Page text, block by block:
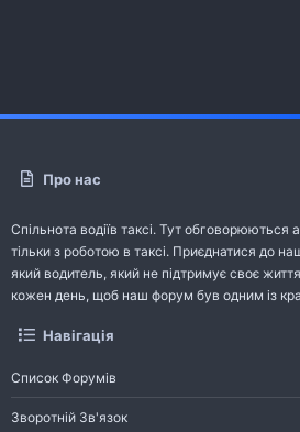
Про нас
Спільнота водіїв таксі. Тут обговорюються
тільки з роботою в таксі. Приєднатися до
який водитель, який не підтримує своє
кожен день, щоб наш форум був одним із
Навігація
Список Форумів
Зворотній Зв'язок